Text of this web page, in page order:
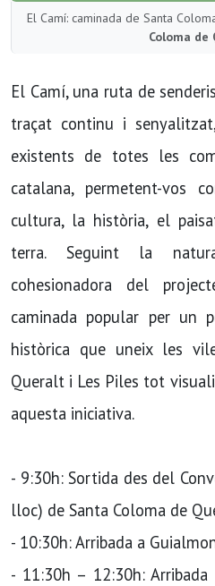
El Camí: caminada de Santa
Coloma de
El Camí, una ruta de
traçat continu i
existents de totes les
catalana, permetent-vos
cultura, la història, el
terra. Seguint la
cohesionadora del
caminada popular per un
històrica que uneix les
Queralt i Les Piles tot
aquesta iniciativa.
- 9:30h: Sortida des del
lloc) de Santa Coloma de
- 10:30h: Arribada a
- 11:30h – 12:30h: